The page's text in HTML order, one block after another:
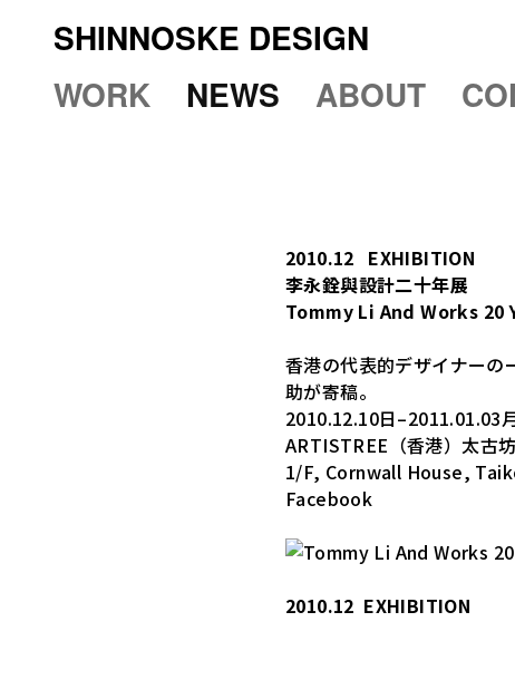
SHINNOSKE DESIGN
WORK
NEWS ABOUT
2010.12 EXHIBITION
李永銓與設計二十年展
Tommy Li And Works 20
香港の代表的デザイナー
助が寄稿。
2010.12.10日
ARTISTREE（香港）太古
1/F, Cornwall House,
Facebook
2010.12 EXHIBITION